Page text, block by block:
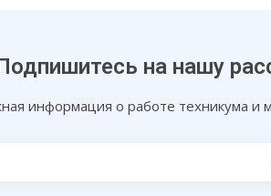
на нашу
информация о работе техникума и